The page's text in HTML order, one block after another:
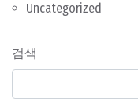
Uncategorized
검색